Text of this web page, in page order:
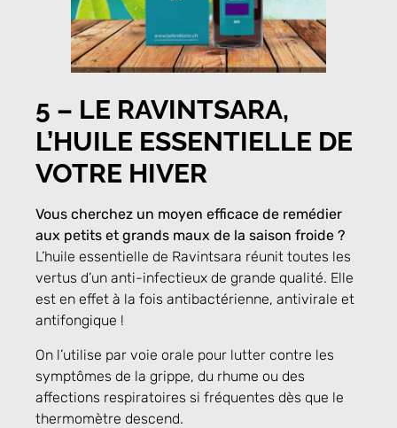
5 – LE RAVINTSARA,
L’HUILE ESSENTIELLE DE
VOTRE HIVER
Vous cherchez un moyen efficace de remédier
aux petits et grands maux de la saison froide ?
L’huile essentielle de Ravintsara réunit toutes les
vertus d’un anti-infectieux de grande qualité. Elle
est en effet à la fois antibactérienne, antivirale et
antifongique !
On l’utilise par voie orale pour lutter contre les
symptômes de la grippe, du rhume ou des
affections respiratoires si fréquentes dès que le
thermomètre descend.